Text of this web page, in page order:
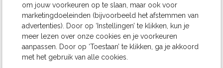
om jouw voorkeuren op te slaan, maar ook voor
marketingdoeleinden (bijvoorbeeld het afstemmen van
advertenties). Door op ‘Instellingen’ te klikken, kun je
meer lezen over onze cookies en je voorkeuren
aanpassen. Door op ‘Toestaan’ te klikken, ga je akkoord
met het gebruik van alle cookies.
hoogte bent van alle wijzigingen en begrijpt
hoe het nieuwe systeem werkt. Ook zorgen
we ervoor dat alle gebruikers goed zijn